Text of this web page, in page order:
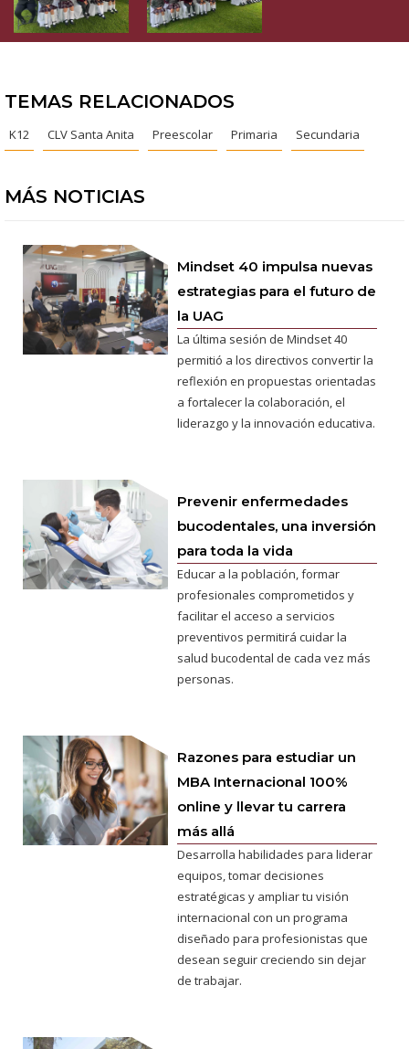
TEMAS RELACIONADOS
K12 CLV Santa Anita Preescolar Primaria Secundaria
MÁS NOTICIAS
Mindset 40 impulsa nuevas
estrategias para el futuro de
la UAG
La última sesión de Mindset 40
permitió a los directivos convertir la
reflexión en propuestas orientadas
a fortalecer la colaboración, el
liderazgo y la innovación educativa.
Prevenir enfermedades
bucodentales, una inversión
para toda la vida
Educar a la población, formar
profesionales comprometidos y
facilitar el acceso a servicios
preventivos permitirá cuidar la
salud bucodental de cada vez más
personas.
Razones para estudiar un
MBA Internacional 100%
online y llevar tu carrera
más allá
Desarrolla habilidades para liderar
equipos, tomar decisiones
estratégicas y ampliar tu visión
internacional con un programa
diseñado para profesionistas que
desean seguir creciendo sin dejar
de trabajar.